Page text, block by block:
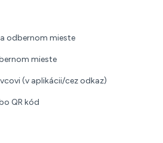
odbernom mieste
mieste
(v aplikácii/cez odkaz)
QR kód